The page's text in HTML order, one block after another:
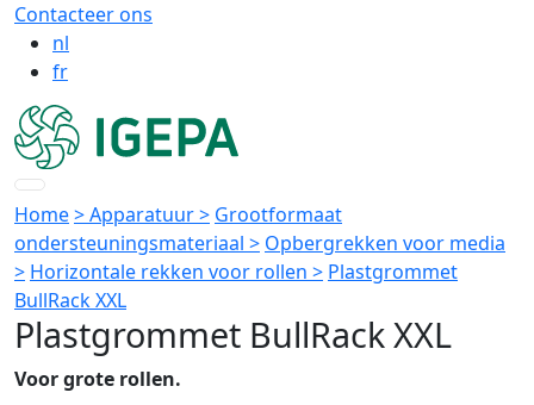
Contacteer ons
nl
fr
Home> Apparatuur > Grootformaat
ondersteuningsmateriaal > Opbergrekken voor media
> Horizontale rekken voor rollen > Plastgrommet
BullRack XXL
Plastgrommet BullRack XXL
Voor grote rollen.